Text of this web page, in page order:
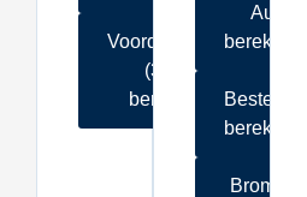
Voordeelpakket
(3 in 1)
berekenen
Auto
berekenen
Bestelauto
berekenen
Bromfiets